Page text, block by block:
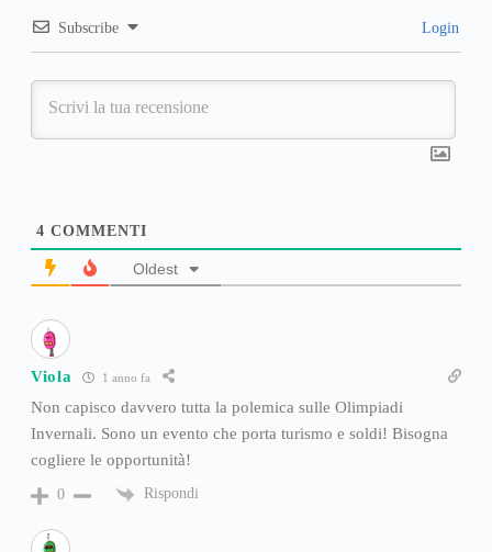
Subscribe Login
4 COMMENTI
Oldest
Viola 1 anno fa
Non capisco davvero tutta la polemica sulle Olimpiadi
Invernali. Sono un evento che porta turismo e soldi! Bisogna
cogliere le opportunità!
0 Rispondi